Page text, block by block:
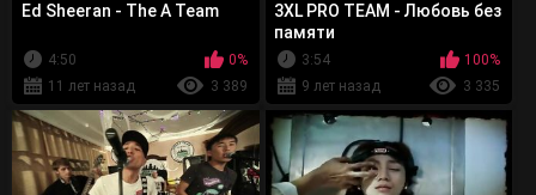
Ed Sheeran - The A Team
4:50
0%
11 лет назад
3 389
3XL PRO TEAM - Любовь без
памяти
3:54
100%
9 лет назад
3 335